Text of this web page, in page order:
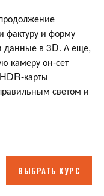
фактуру и форму
данные в 3D. А еще,
камеру он-сет
карты
светом и